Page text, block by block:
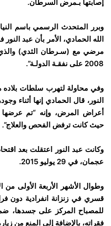
إصابتها بـمرض السرطان.
وبرر المتحدث الرسمي باسم
الله الحمادي، الأمر بأن عبد
مرضي مع (سـرطان الثدي)
2008 على نفقـة الدولـة”.
وفي محاولة لتهرب سلطات بلاده
أعراض المرض، وإنه “تم عرضها
حيث كانت ترفض الفحص والعلاج”.
وكانت عبد النور اعتقلت بعد
عجمان، في 29 يوليو 2015.
وطوال الأشهر الأربعة الأولى من
قسري في زنزانة انفرادية دون
للمصباح المركز على جسدها،
فقراته، بالإضافة إلى المنع من